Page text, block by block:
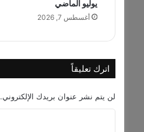
ل
ن
م
ا
م
ح
يوليو الماضي
أغسطس 7, 2026
اترك تعليقاً
لن يتم نشر عنوان بريدك الإلكتروني.